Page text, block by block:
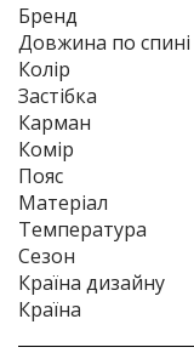
Бренд
Довжина по спині
Колір
Застібка
Карман
Комір
Пояс
Матеріал
Температура
Сезон
Країна дизайну
Країна